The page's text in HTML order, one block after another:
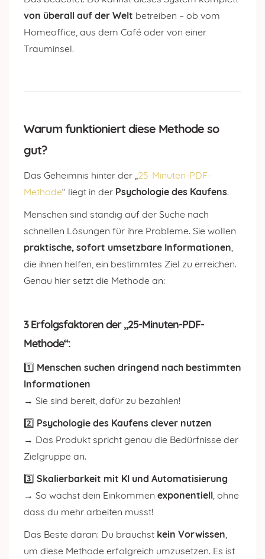
von überall auf der Welt betreiben – ob vom
Homeoffice, aus dem Café oder von einer
Trauminsel.
Warum funktioniert diese Methode so
gut?
Das Geheimnis hinter der „ 25-Minuten-PDF-
Methode“ liegt in der Psychologie des Kaufens.
Menschen sind ständig auf der Suche nach
schnellen Lösungen für ihre Probleme. Sie wollen
praktische, sofort umsetzbare Informationen
die ihnen helfen, ein bestimmtes Ziel zu erreichen.
Genau hier setzt die Methode an:
3 Erfolgsfaktoren der „25-Minuten-PDF-
Methode“:
1️⃣ Menschen suchen dringend nach bestimmten
Informationen
→ Sie sind bereit, dafür zu bezahlen!
2️⃣ Psychologie des Kaufens clever nutzen
→ Das Produkt spricht genau die Bedürfnisse der
Zielgruppe an.
3️⃣ Skalierbarkeit mit KI und Automatisierung
→ So wächst dein Einkommen exponentiell , ohne
dass du mehr arbeiten musst!
Das Beste daran: Du brauchst kein Vorwissen
um diese Methode erfolgreich umzusetzen. Es ist